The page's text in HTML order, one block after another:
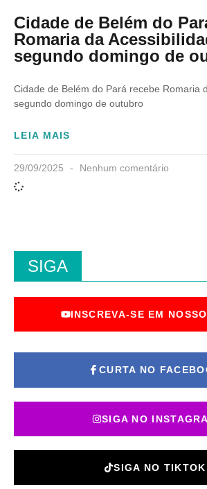
Cidade de Belém do
Romaria da
segundo domingo de
Cidade de Belém do Pará recebe Romaria
segundo domingo de outubro
LEIA MAIS
29/09/2025 Nenhum comentário
SIGA
INSCREVA-SE EM
CURTA NO
SIGA NO
SIGA NO TIKTOK